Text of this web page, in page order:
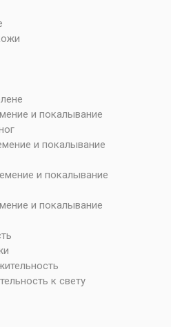
и покалывание
и покалывание
и покалывание
и покалывание
к свету